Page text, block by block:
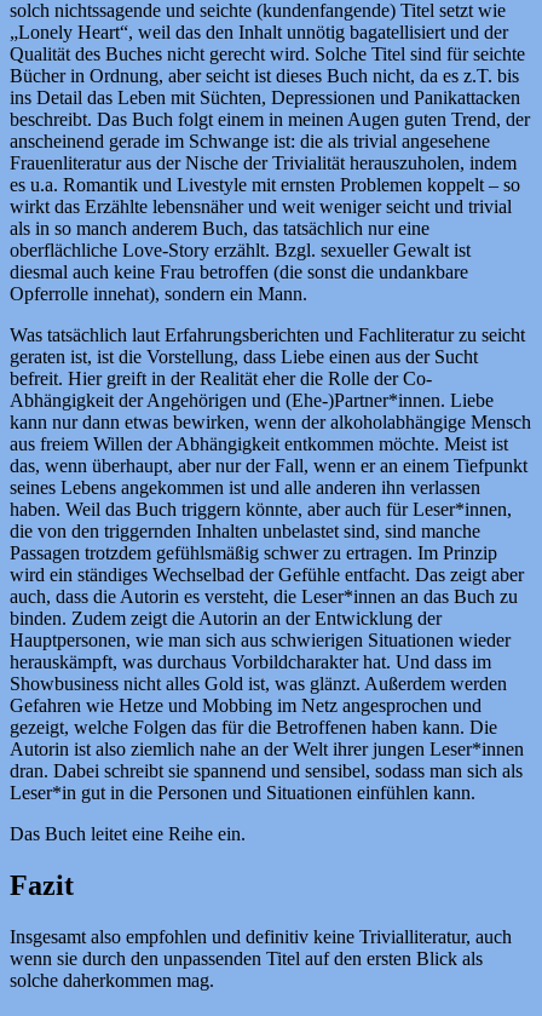
solch nichtssagende und seichte (kundenfangende) Titel setzt wie
„Lonely Heart“, weil das den Inhalt unnötig bagatellisiert und der
Qualität des Buches nicht gerecht wird. Solche Titel sind für seichte
Bücher in Ordnung, aber seicht ist dieses Buch nicht, da es z.T. bis
ins Detail das Leben mit Süchten, Depressionen und Panikattacken
beschreibt. Das Buch folgt einem in meinen Augen guten Trend, der
anscheinend gerade im Schwange ist: die als trivial angesehene
Frauenliteratur aus der Nische der Trivialität herauszuholen, indem
es u.a. Romantik und Livestyle mit ernsten Problemen koppelt – so
wirkt das Erzählte lebensnäher und weit weniger seicht und trivial
als in so manch anderem Buch, das tatsächlich nur eine
oberflächliche Love-Story erzählt. Bzgl. sexueller Gewalt ist
diesmal auch keine Frau betroffen (die sonst die undankbare
Opferrolle innehat), sondern ein Mann.
Was tatsächlich laut Erfahrungsberichten und Fachliteratur zu seicht
geraten ist, ist die Vorstellung, dass Liebe einen aus der Sucht
befreit. Hier greift in der Realität eher die Rolle der Co-
Abhängigkeit der Angehörigen und (Ehe-)Partner*innen. Liebe
kann nur dann etwas bewirken, wenn der alkoholabhängige Mensch
aus freiem Willen der Abhängigkeit entkommen möchte. Meist ist
das, wenn überhaupt, aber nur der Fall, wenn er an einem Tiefpunkt
seines Lebens angekommen ist und alle anderen ihn verlassen
haben. Weil das Buch triggern könnte, aber auch für Leser*innen,
die von den triggernden Inhalten unbelastet sind, sind manche
Passagen trotzdem gefühlsmäßig schwer zu ertragen. Im Prinzip
wird ein ständiges Wechselbad der Gefühle entfacht. Das zeigt aber
auch, dass die Autorin es versteht, die Leser*innen an das Buch zu
binden. Zudem zeigt die Autorin an der Entwicklung der
Hauptpersonen, wie man sich aus schwierigen Situationen wieder
herauskämpft, was durchaus Vorbildcharakter hat. Und dass im
Showbusiness nicht alles Gold ist, was glänzt. Außerdem werden
Gefahren wie Hetze und Mobbing im Netz angesprochen und
gezeigt, welche Folgen das für die Betroffenen haben kann. Die
Autorin ist also ziemlich nahe an der Welt ihrer jungen Leser*innen
dran. Dabei schreibt sie spannend und sensibel, sodass man sich als
Leser*in gut in die Personen und Situationen einfühlen kann.
Das Buch leitet eine Reihe ein.
Fazit
Insgesamt also empfohlen und definitiv keine Trivialliteratur, auch
wenn sie durch den unpassenden Titel auf den ersten Blick als
solche daherkommen mag.